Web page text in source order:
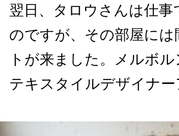
翌日、タロウさんは仕
のですが、その部屋に
トが来ました。メルボ
テキスタイルデザイナ